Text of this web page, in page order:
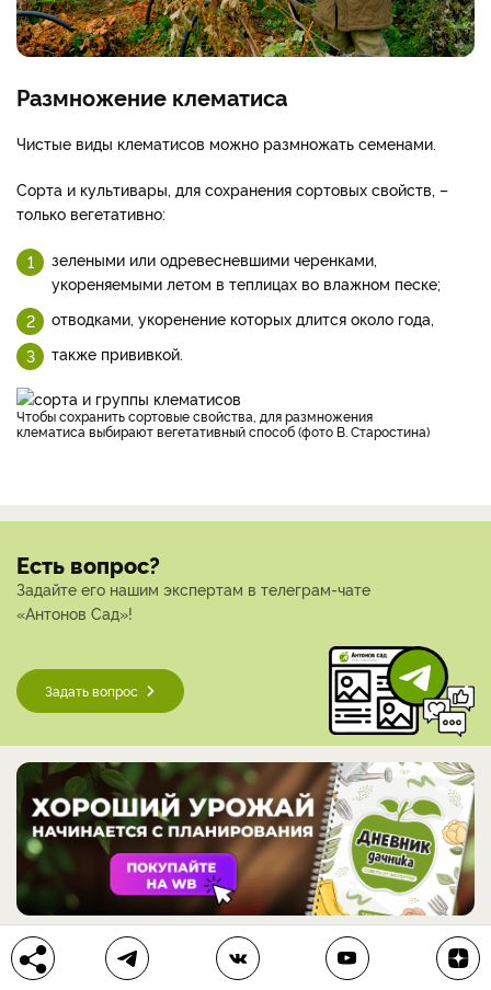
Размножение клематиса
Чистые виды клематисов можно размножать семенами.
Сорта и культивары, для сохранения сортовых свойств, –
только вегетативно:
зелеными или одревесневшими черенками,
укореняемыми летом в теплицах во влажном песке;
отводками, укоренение которых длится около года,
также прививкой.
Чтобы сохранить сортовые свойства, для размножения
клематиса выбирают вегетативный способ (фото В. Старостина)
Есть вопрос?
Задайте его нашим экспертам в телеграм-чате
«Антонов Сад»!
Задать вопрос
Больше по теме